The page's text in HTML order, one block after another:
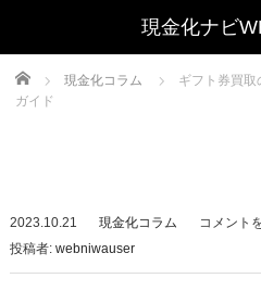
Home 現金化コラム
ギフト券買
ガイド
2023.10.21 現金化コラム
ギ
ト
コメント
投稿者: webniwauser